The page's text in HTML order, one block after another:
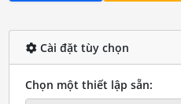
Cài đặt tùy chọn
Chọn một thiết lập sẵn: